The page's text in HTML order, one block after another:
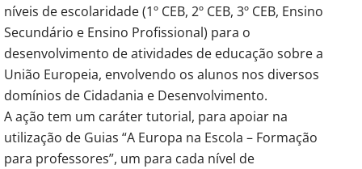
níveis de escolaridade (1º CEB, 2º CEB, 3º CEB, Ensino
Secundário e Ensino Profissional) para o
desenvolvimento de atividades de educação sobre a
União Europeia, envolvendo os alunos nos diversos
domínios de Cidadania e Desenvolvimento.
A ação tem um caráter tutorial, para apoiar na
utilização de Guias “A Europa na Escola – Formação
para professores”, um para cada nível de